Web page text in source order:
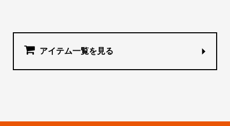
アイテム一覧を見る